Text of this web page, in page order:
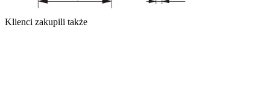
Klienci zakupili także